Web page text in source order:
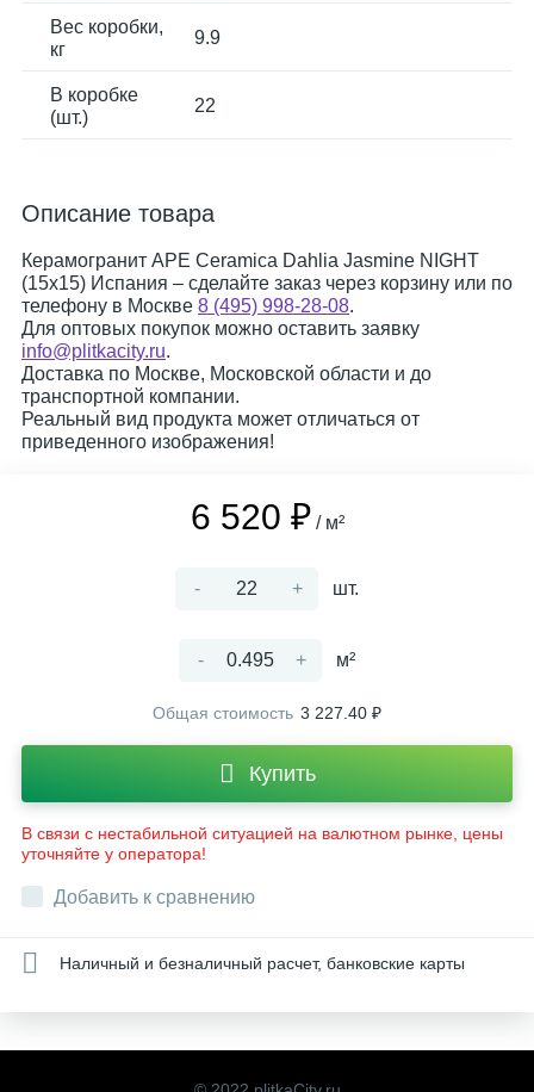
Вес коробки,
кг
9.9
В коробке
(шт.)
22
Описание товара
Керамогранит APE Ceramica Dahlia Jasmine NIGHT
(15x15) Испания – сделайте заказ через корзину или по
телефону в Москве 8 (495) 998-28-08.
Для оптовых покупок можно оставить заявку
info@plitkacity.ru.
Доставка по Москве, Московской области и до
транспортной компании.
Реальный вид продукта может отличаться от
приведенного изображения!
6 520 ₽ / м²
- + шт.
- + м²
Общая стоимость 3 227.40 ₽
Купить
В связи с нестабильной ситуацией на валютном рынке, цены
уточняйте у оператора!
Добавить к сравнению
Наличный и безналичный расчет, банковские карты